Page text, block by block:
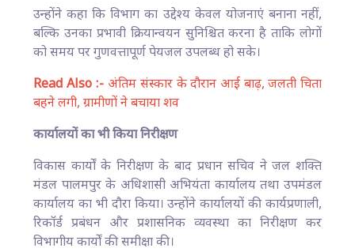
उन्होंने कहा कि विभाग का उद्देश्य केवल योजनाएं बनाना नहीं,
बल्कि उनका प्रभावी क्रियान्वयन सुनिश्चित करना है ताकि लोगों
को समय पर गुणवत्तापूर्ण पेयजल उपलब्ध हो सके।
Read Also :- अंतिम संस्कार के दौरान आई बाढ़, जलती चिता
बहने लगी, ग्रामीणों ने बचाया शव
कार्यालयों का भी किया निरीक्षण
विकास कार्यों के निरीक्षण के बाद प्रधान सचिव ने जल शक्ति
मंडल पालमपुर के अधिशासी अभियंता कार्यालय तथा उपमंडल
कार्यालय का भी दौरा किया। उन्होंने कार्यालयों की कार्यप्रणाली,
रिकॉर्ड प्रबंधन और प्रशासनिक व्यवस्था का निरीक्षण कर
विभागीय कार्यों की समीक्षा की।